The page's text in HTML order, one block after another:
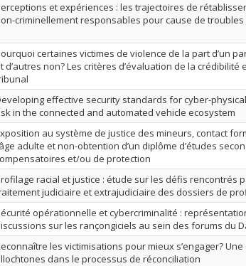
et expériences : les trajectoires de
criminellement responsables pour cause de
certaines victimes de violence de la part d’un
d’autres non? Les critères d’évaluation de la crédibilité
effective security standards for cyber-
in the connected and automated vehicle ecosystem
au système de justice des mineurs, contact
adulte et non-obtention d’un diplôme d’études
et/ou de protection
racial et justice : étude sur les défis rencontrés
judiciaire et extrajudiciaire des dossiers de
opérationnelle et cybercriminalité :
sur les rançongiciels au sein des forums du
les victimisations pour mieux s’engager?
dans le processus de réconciliation